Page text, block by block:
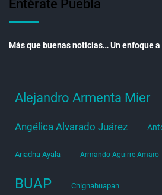
Entérate Puebla
Más que buenas noticias… Un enfoque
Alejandro Armenta Mier
Angélica Alvarado Juárez
Ariadna Ayala Armando Aguirre Amaro
BUAP Chignahuapan